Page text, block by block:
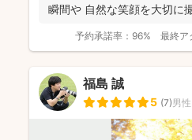
瞬間や 自然な笑顔を大切に
予約承諾率： 96% 最終ア
福島 誠
5 (7)男性